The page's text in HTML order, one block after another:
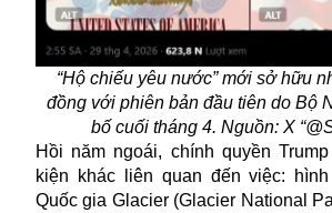
“Hộ chiếu yêu nước” mới sở hữu
đồng với phiên bản đầu tiên do Bộ
bố cuối tháng 4. Nguồn: X
Hồi năm ngoái, chính quyền
kiện khác liên quan đến việc:
Quốc gia Glacier (Glacier National